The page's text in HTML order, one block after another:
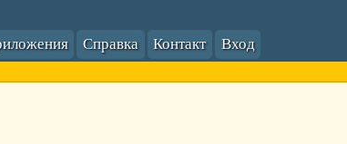
Справка Контакт Вход